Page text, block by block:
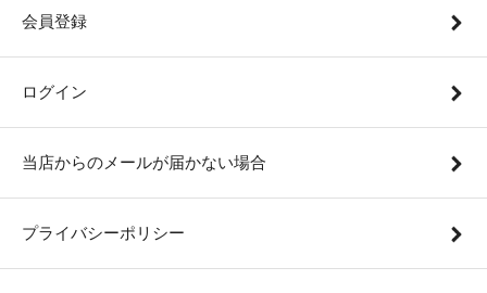
会員登録
ログイン
当店からのメールが届かない場合
プライバシーポリシー